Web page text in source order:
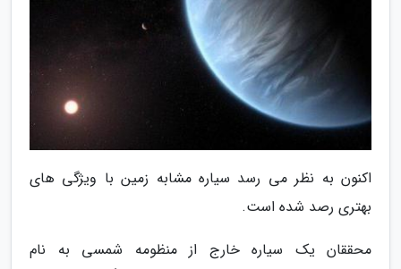
اکنون به نظر می رسد سیاره مشابه زمین با ویژگی های
بهتری رصد شده است.
محققان یک سیاره خارج از منظومه شمسی به نام